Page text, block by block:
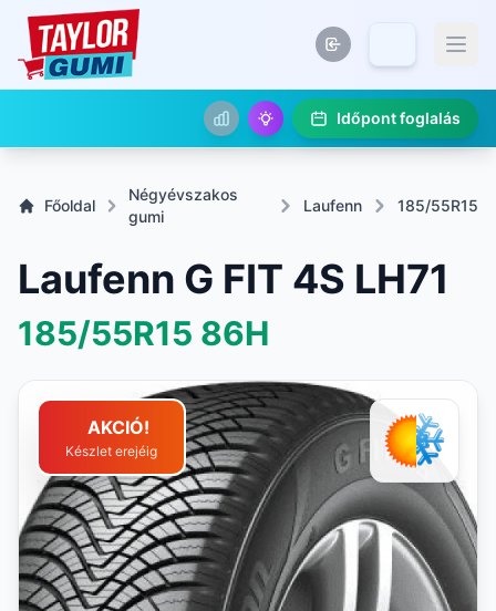
Időpont foglalás
Főoldal
Négyévszakos
gumi
Laufenn 185/55R15
Laufenn G FIT 4S LH71
185/55R15 86H
AKCIÓ!
Készlet erejéig